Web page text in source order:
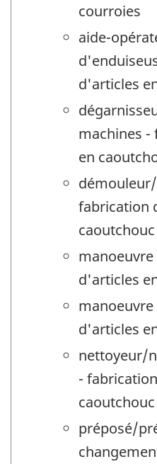
courroies
aide-
d'articles
machines
en
fabrication
d'articles
d'articles
nettoyeur/
-
caoutchouc
préposé/